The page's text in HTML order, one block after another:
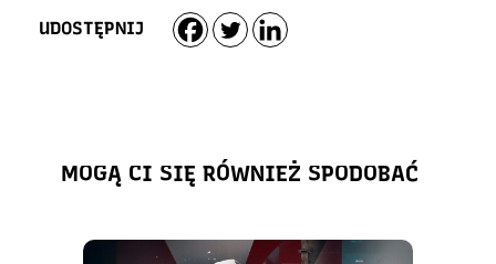
UDOSTĘPNIJ
MOGĄ CI SIĘ RÓWNIEŻ SPODOBAĆ